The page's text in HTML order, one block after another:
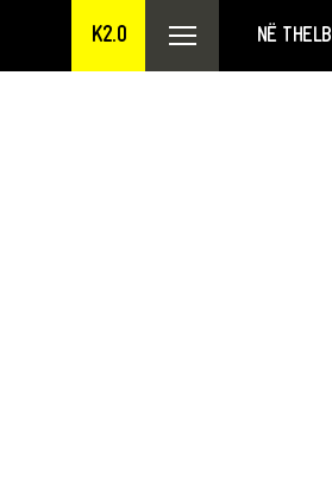
K2.0 NË THELB